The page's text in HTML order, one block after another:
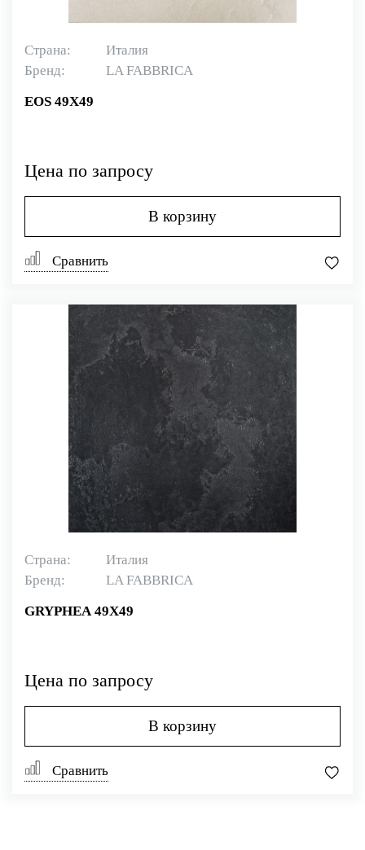
Страна:
Италия
Бренд:
LA FABBRICA
EOS 49X49
Цена по запросу
В корзину
Сравнить
Страна:
Италия
Бренд:
LA FABBRICA
GRYPHEA 49X49
Цена по запросу
В корзину
Сравнить